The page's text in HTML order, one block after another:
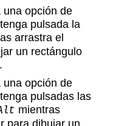
una opción de
pulsada la
arrastra el
un rectángulo
una opción de
pulsadas las
mientras